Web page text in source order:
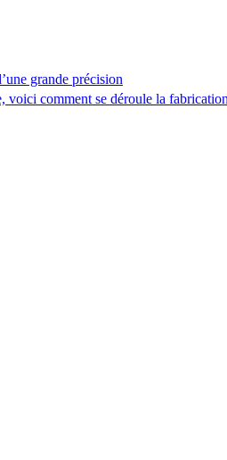
grande précision
voici comment se déroule la